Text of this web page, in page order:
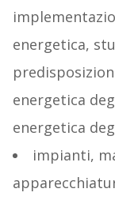
energetica,
energetica
energetica
impianti,